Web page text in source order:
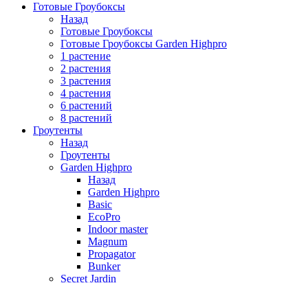
Готовые Гроубоксы
Назад
Готовые Гроубоксы
Готовые Гроубоксы Garden Highpro
1 растение
2 растения
3 растения
4 растения
6 растений
8 растений
Гроутенты
Назад
Гроутенты
Garden Highpro
Назад
Garden Highpro
Basic
EcoPro
Indoor master
Magnum
Propagator
Bunker
Secret Jardin